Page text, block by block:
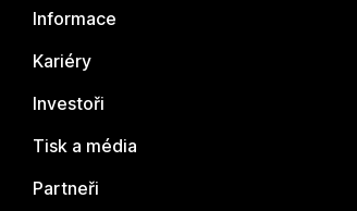
Informace
Kariéry
Investoři
Tisk a média
Partneři